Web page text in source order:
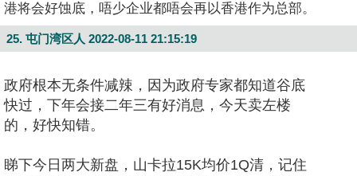
港将会好蚀底，唔少企业都唔会再以香港作为总部。
25. 屯门湾区人 2022-08-11 21:15:19
政府根本无条件减辣，因为政府专家都知道谷底
快过，下年会接二年三有好消息，今天卖左楼
的，好快知错。
睇下今日两大新盘，山卡拉15K均价1Q清，记住